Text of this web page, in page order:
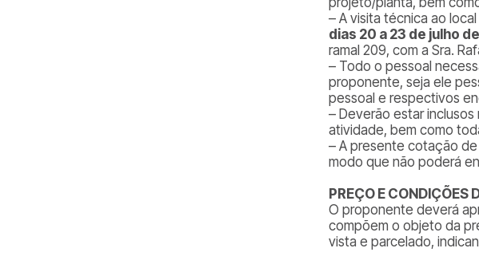
– A visita técnica ao
dias 20 a 23 de julho
ramal 209, com a Sra.
– Todo o pessoal
proponente, seja ele
pessoal e respectivos
– Deverão estar
atividade, bem como
– A presente cotação
modo que não poderá
PREÇO E CONDIÇÕES
O proponente deverá
compõem o objeto da
vista e parcelado,